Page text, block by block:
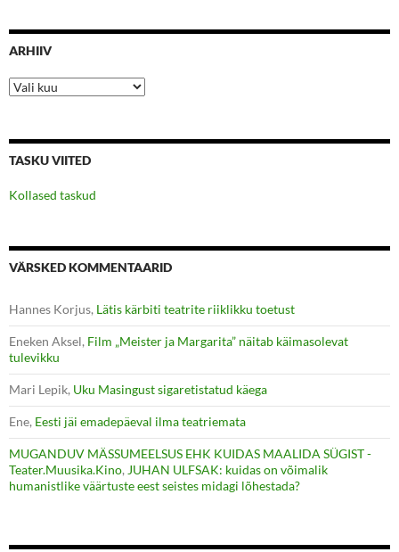
ARHIIV
Arhiiv
TASKU VIITED
Kollased taskud
VÄRSKED KOMMENTAARID
Hannes Korjus, Lätis kärbiti teatrite riiklikku toetust
Eneken Aksel, Film „Meister ja Margarita” näitab käimasolevat
tulevikku
Mari Lepik, Uku Masingust sigaretistatud käega
Ene, Eesti jäi emadepäeval ilma teatriemata
MUGANDUV MÄSSUMEELSUS EHK KUIDAS MAALIDA SÜGIST -
Teater.Muusika.Kino, JUHAN ULFSAK: kuidas on võimalik
humanistlike väärtuste eest seistes midagi lõhestada?